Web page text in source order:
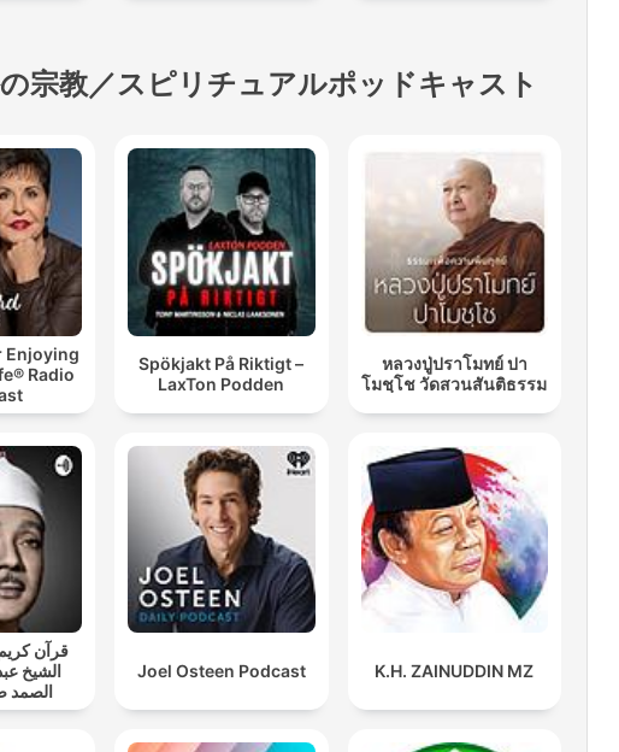
宗教／スピリチュアルポッドキャスト
Enjoying
Radio
Spökjakt På Riktigt –
LaxTon Podden
หลวงปู่ปราโมทย์ ปา
โมชฺโช วัดสวนสันติธรรม
قرآن
الشيخ
الصمد
Joel Osteen Podcast K.H. ZAINUDDIN MZ